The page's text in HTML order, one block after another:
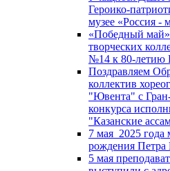
Героико-
музее «Россия -
«Победный
творческих
№14 к 80-летию
Поздравляем
коллектив
"Ювента" с
конкурса
"Казанские
7 мая 2025 года
рождения Петра
5 мая